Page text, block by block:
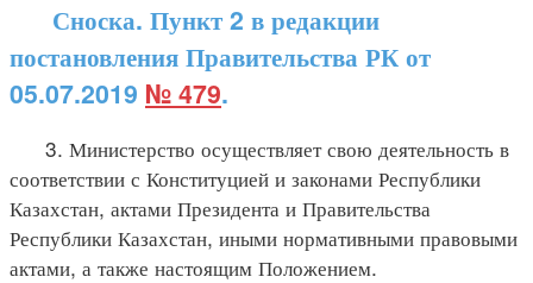
Сноска. Пункт 2 в редакции
постановления Правительства РК от
05.07.2019 № 479.
3. Министерство осуществляет свою деятельность в
соответствии с Конституцией и законами Республики
Казахстан, актами Президента и Правительства
Республики Казахстан, иными нормативными правовыми
актами, а также настоящим Положением.